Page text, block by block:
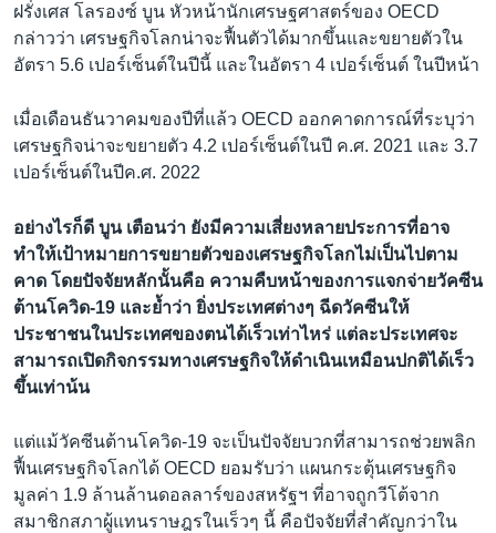
ฝรั่งเศส โลรองซ์ บูน หัวหน้านักเศรษฐศาสตร์ของ OECD
กล่าวว่า เศรษฐกิจโลกน่าจะฟื้นตัวได้มากขึ้นและขยายตัวใน
อัตรา 5.6 เปอร์เซ็นต์ในปีนี้ และในอัตรา 4 เปอร์เซ็นต์ ในปีหน้า
เมื่อเดือนธันวาคมของปีที่แล้ว OECD ออกคาดการณ์ที่ระบุว่า
เศรษฐกิจน่าจะขยายตัว 4.2 เปอร์เซ็นต์ในปี ค.ศ. 2021 และ 3.7
เปอร์เซ็นต์ในปีค.ศ. 2022
อย่างไรก็ดี บูน เตือนว่า ยังมีความเสี่ยงหลายประการที่อาจ
ทำให้เป้าหมายการขยายตัวของเศรษฐกิจโลกไม่เป็นไปตาม
คาด โดยปัจจัยหลักนั้นคือ ความคืบหน้าของการแจกจ่ายวัคซีน
ต้านโควิด-19 และย้ำว่า ยิ่งประเทศต่างๆ ฉีดวัคซีนให้
ประชาชนในประเทศของตนได้เร็วเท่าไหร่ แต่ละประเทศจะ
สามารถเปิดกิจกรรมทางเศรษฐกิจให้ดำเนินเหมือนปกติได้เร็ว
ขึ้นเท่าน้น
แต่แม้วัคซีนต้านโควิด-19 จะเป็นปัจจัยบวกที่สามารถช่วยพลิก
ฟื้นเศรษฐกิจโลกได้ OECD ยอมรับว่า แผนกระตุ้นเศรษฐกิจ
มูลค่า 1.9 ล้านล้านดอลลาร์ของสหรัฐฯ ที่อาจถูกวีโต้จาก
สมาชิกสภาผู้แทนราษฎรในเร็วๆ นี้ คือปัจจัยที่สำคัญกว่าใน